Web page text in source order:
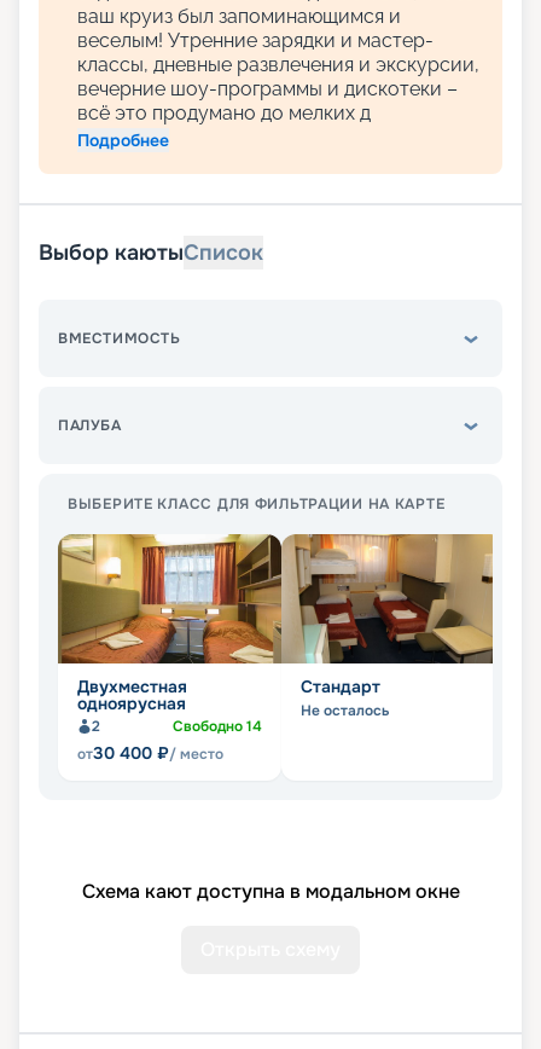
ваш круиз был запоминающимся и
веселым! Утренние зарядки и мастер-
классы, дневные развлечения и экскурсии,
вечерние шоу-программы и дискотеки –
всё это продумано до мелких д
Подробнее
Выбор каютыСписок
ВМЕСТИМОСТЬ
ПАЛУБА
ВЫБЕРИТЕ КЛАСС ДЛЯ ФИЛЬТРАЦИИ НА КАРТЕ
Двухместная
одноярусная
2 Свободно14
от30 400 ₽/ место
Стандарт
Не осталось
Схема кают доступна в модальном окне